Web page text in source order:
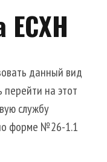
ЕСХН
данный вид
на этот
службу
форме №26-1.1